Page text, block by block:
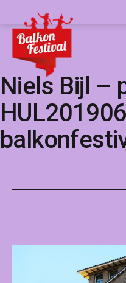
naar
inhoud
Balkonfestival
Niels Bijl –